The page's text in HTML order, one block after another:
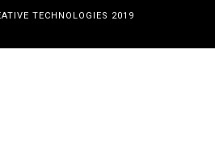
TECHNOLOGIES 2019